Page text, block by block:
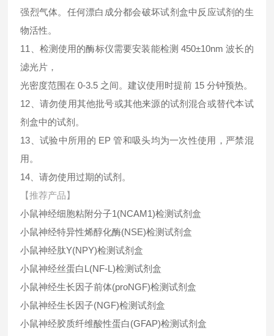
强烈气体。任何漂白成分都会破坏试剂盒中反应试剂的生
物活性。
11、检测使用的酶标仪需要安装能检测 450±10nm 波长的
滤光片，
光密度范围在 0-3.5 之间。建议使用时提前 15 分钟预热。
12、请勿使用其他批号或其他来源的试剂混合或替代本试
剂盒中的试剂。
13、试验中所用的 EP 管和吸头均为一次性使用，严禁混
用。
14、请勿使用过期的试剂。
【推荐产品】
小鼠神经细胞粘附分子1(NCAM1)检测试剂盒
小鼠神经特异性烯醇化酶(NSE)检测试剂盒
小鼠神经肽Y(NPY)检测试剂盒
小鼠神经丝蛋白L(NF-L)检测试剂盒
小鼠神经生长因子前体(proNGF)检测试剂盒
小鼠神经生长因子(NGF)检测试剂盒
小鼠神经胶质纤维酸性蛋白(GFAP)检测试剂盒